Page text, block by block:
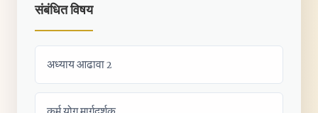
संबंधित विषय
अध्याय आढावा 2